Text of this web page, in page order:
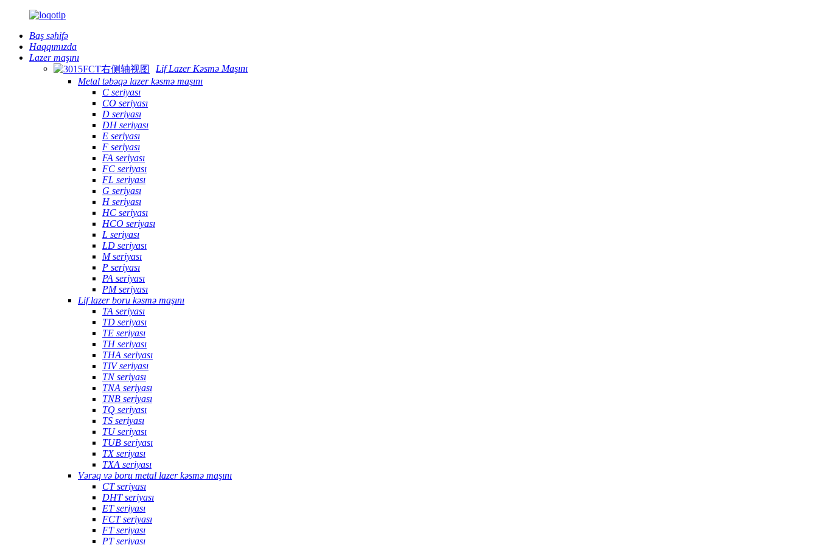
Baş səhifə
Haqqımızda
Lazer maşını
Lif Lazer Kəsmə Maşını
Metal təbəqə lazer kəsmə maşını
C seriyası
CO seriyası
D seriyası
DH seriyası
E seriyası
F seriyası
FA seriyası
FC seriyası
FL seriyası
G seriyası
H seriyası
HC seriyası
HCO seriyası
L seriyası
LD seriyası
M seriyası
P seriyası
PA seriyası
PM seriyası
Lif lazer boru kəsmə maşını
TA seriyası
TD seriyası
TE seriyası
TH seriyası
THA seriyası
TIV seriyası
TN seriyası
TNA seriyası
TNB seriyası
TQ seriyası
TS seriyası
TU seriyası
TUB seriyası
TX seriyası
TXA seriyası
Vərəq və boru metal lazer kəsmə maşını
CT seriyası
DHT seriyası
ET seriyası
FCT seriyası
FT seriyası
PT seriyası